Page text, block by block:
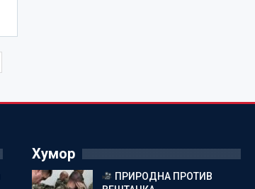
Хумор
ПРИРОДНА ПРОТИВ